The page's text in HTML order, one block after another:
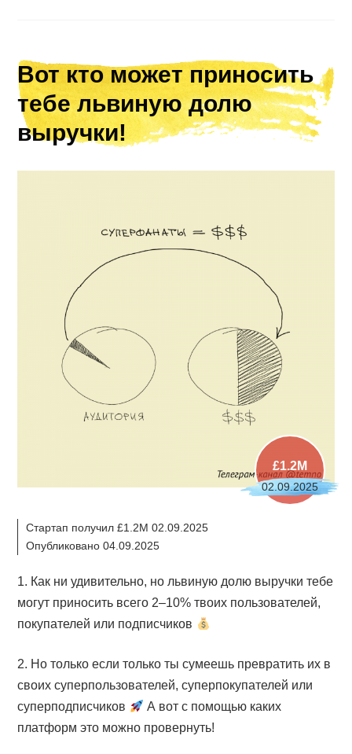
Вот кто может приносить
тебе львиную долю
выручки!
£1.2M
02.09.2025
Стартап получил £1.2M 02.09.2025
Опубликовано 04.09.2025
1. Как ни удивительно, но львиную долю выручки тебе
могут приносить всего 2–10% твоих пользователей,
покупателей или подписчиков
2. Но только если только ты сумеешь превратить их в
своих суперпользователей, суперпокупателей или
суперподписчиков
А вот с помощью каких
платформ это можно провернуть!